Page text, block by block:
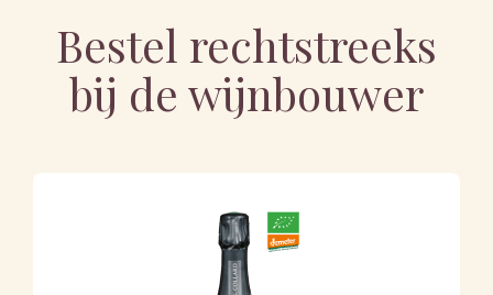
Bestel rechtstreeks
bij de wijnbouwer